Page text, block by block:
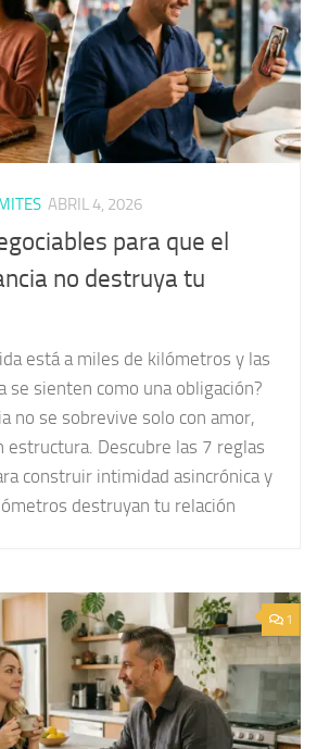
ABRIL 4, 2026
para que el
no destruya tu
está a miles de kilómetros y las
se sienten como una obligación?
no se sobrevive solo con amor,
estructura. Descubre las 7 reglas
construir intimidad asincrónica y
destruyan tu relación
1